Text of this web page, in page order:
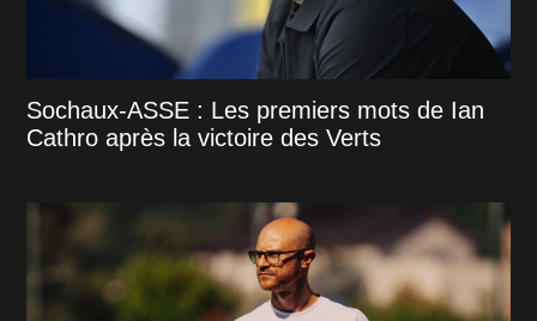
Sochaux-ASSE : Les premiers mots de Ian
Cathro après la victoire des Verts